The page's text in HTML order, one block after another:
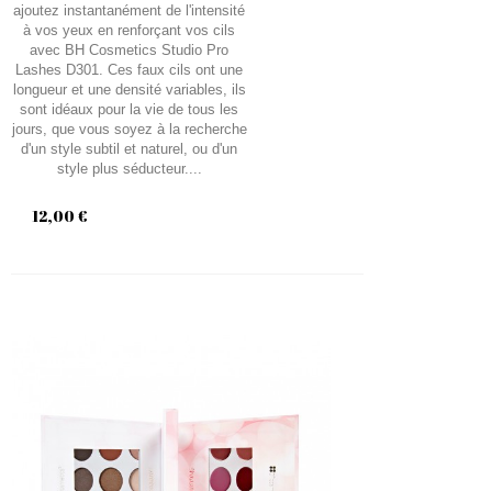
ajoutez instantanément de l'intensité
à vos yeux en renforçant vos cils
avec BH Cosmetics Studio Pro
Lashes D301. Ces faux cils ont une
longueur et une densité variables, ils
sont idéaux pour la vie de tous les
jours, que vous soyez à la recherche
d'un style subtil et naturel, ou d'un
style plus séducteur....
12,00 €